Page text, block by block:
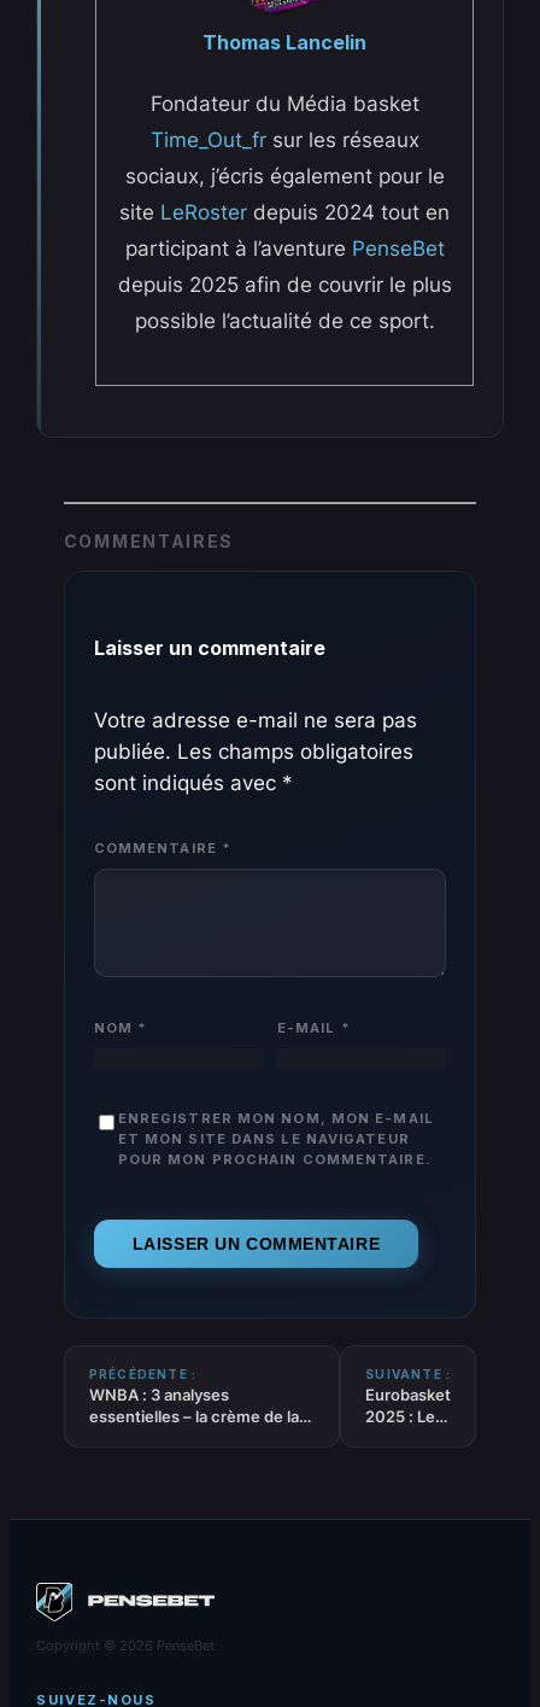
Thomas Lancelin
Fondateur du Média basket
Time_Out_frsur les réseaux
sociaux, j’écris également pour le
site LeRoster depuis 2024 tout en
participant à l’aventure PenseBet
depuis 2025 afin de couvrir le plus
possible l’actualité de ce sport.
COMMENTAIRES
Laisser un commentaire
Votre adresse e-mail ne sera pas
publiée. Les champs obligatoires
sont indiqués avec *
COMMENTAIRE *
NOM * E-MAIL *
ENREGISTRER MON NOM, MON E-MAIL
ET MON SITE DANS LE NAVIGATEUR
POUR MON PROCHAIN COMMENTAIRE.
PRÉCÉDENTE :
WNBA : 3 analyses
essentielles – la crème de la
SUIVANTE :
Eurobasket
2025 : Les
Copyright © 2026 PenseBet
SUIVEZ-NOUS